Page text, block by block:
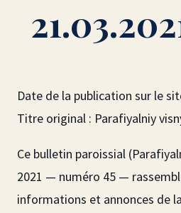
Date de la publication sur le
Titre original : Parafiyalniy
Ce bulletin paroissial
2021 — numéro 45 —
informations et annonces de